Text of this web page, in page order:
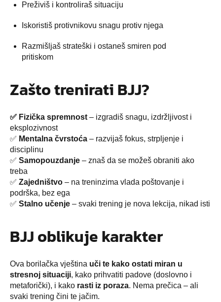
Preživiš i kontroliraš situaciju
Iskoristiš protivnikovu snagu protiv njega
Razmišljaš strateški i ostaneš smiren pod
pritiskom
Zašto trenirati BJJ?
✅ Fizička spremnost – izgradiš snagu, izdržljivost i
eksplozivnost
✅ Mentalna čvrstoća – razvijaš fokus, strpljenje i
disciplinu
✅ Samopouzdanje – znaš da se možeš obraniti ako
treba
✅ Zajedništvo – na treninzima vlada poštovanje i
podrška, bez ega
✅ Stalno učenje – svaki trening je nova lekcija, nikad isti
BJJ oblikuje karakter
Ova borilačka vještina uči te kako ostati miran u
stresnoj situaciji, kako prihvatiti padove (doslovno i
metaforički), i kako rasti iz poraza. Nema prečica – ali
svaki trening čini te jačim.